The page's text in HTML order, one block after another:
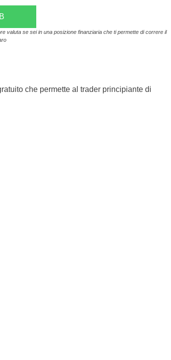
valuta se sei in una posizione finanziaria che ti permette di correre il
che permette al trader principiante di